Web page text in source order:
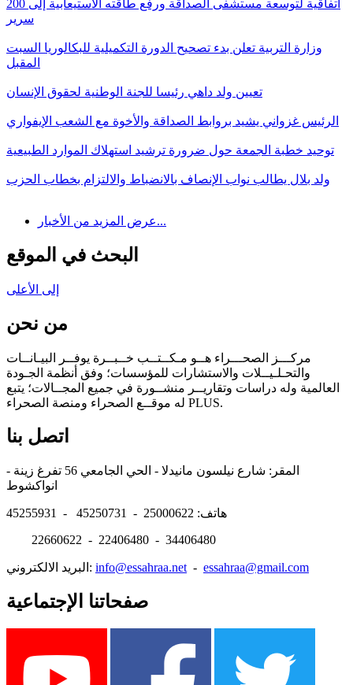
اتفاقية لتوسعة مستشفى الصداقة ورفع طاقته الاستيعابية إلى 200
سرير
وزارة التربية تعلن بدء تصحيح الدورة التكميلية للبكالوريا السبت
المقبل
تعيين ولد داهي رئيسا للجنة الوطنية لحقوق الإنسان
الرئيس غزواني يشيد بروابط الصداقة والأخوة مع الشعب الإيفواري
توحيد خطبة الجمعة حول ضرورة ترشيد استهلاك الموارد الطبيعية
ولد بلال يطالب نواب الإنصاف بالانضباط والالتزام بخطاب الحزب
عرض المزيد من الأخبار...
البحث في الموقع
إلى الأعلى
من نحن
مركـــز الصحـــراء هــو مـكــتــب خــبــرة يوفــر البيـانــات
والتحـلـيــلات والاستشارات للمؤسسات؛ وفق أنظمة الجـودة
العالمية وله دراسات وتقاريــر منشــورة في جميع المجــالات؛ يتبع
له موقــع الصحراء ومنصة الصحراء PLUS.
اتصل بنا
المقر: شارع نيلسون مانيدلا - الحي الجامعي 56 تفرغ زينة -
هاتف: 25000622 - 45250731 - 45255931
22660622 - 22406480 - 34406480
البريد الالكتروني: info@essahraa.net - essahraa@gmail.com
صفحاتنا الإجتماعية